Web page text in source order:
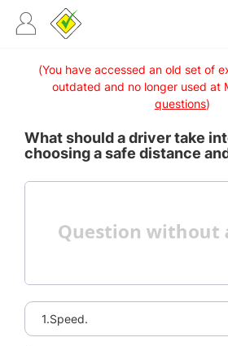
(You have accessed an old set of
outdated and no longer used at
questions)
What should a driver take
choosing a safe distance
1.Speed.